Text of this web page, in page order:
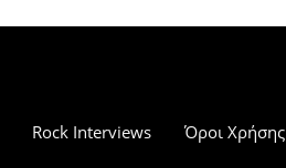
Rock Interviews Όροι Χρήσης